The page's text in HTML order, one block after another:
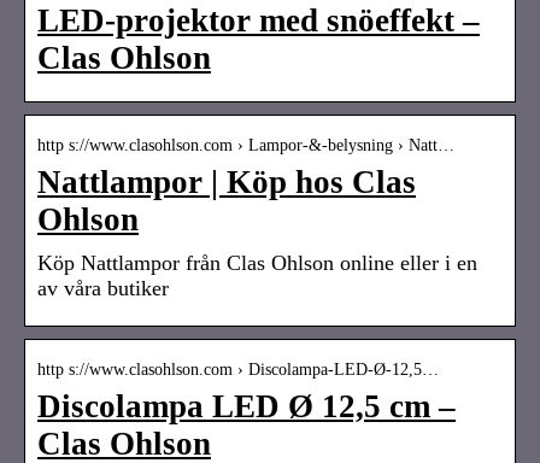
LED-projektor med snöeffekt –
Clas Ohlson
http s://www.clasohlson.com › Lampor-&-belysning › Natt…
Nattlampor | Köp hos Clas
Ohlson
Köp Nattlampor från Clas Ohlson online eller i en
av våra butiker
http s://www.clasohlson.com › Discolampa-LED-Ø-12,5…
Discolampa LED Ø 12,5 cm –
Clas Ohlson